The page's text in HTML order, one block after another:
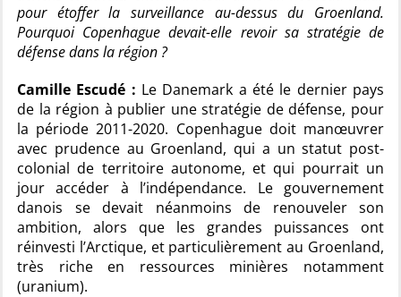
pour étoffer la surveillance au-dessus du Groenland.
Pourquoi Copenhague devait-elle revoir sa stratégie de
défense dans la région ?
Camille Escudé : Le Danemark a été le dernier pays
de la région à publier une stratégie de défense, pour
la période 2011-2020. Copenhague doit manœuvrer
avec prudence au Groenland, qui a un statut post-
colonial de territoire autonome, et qui pourrait un
jour accéder à l’indépendance. Le gouvernement
danois se devait néanmoins de renouveler son
ambition, alors que les grandes puissances ont
réinvesti l’Arctique, et particulièrement au Groenland,
très riche en ressources minières notamment
(uranium).